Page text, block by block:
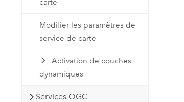
carte
Modifier les paramètres de
service de carte
Activation de couches
dynamiques
Services OGC